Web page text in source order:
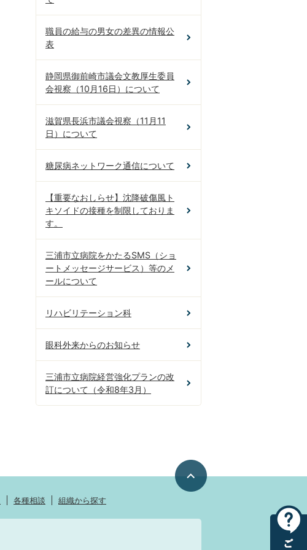
職員の給与の男女の差異の情報公
表
静岡県御前崎市議会文教厚生委員
会視察（10月16日）について
滋賀県長浜市議会視察（11月11
日）について
糖尿病ネットワーク通信について
【重要なおしらせ】沈降破傷風ト
キソイドの接種を制限しておりま
す。
三浦市立病院をかたるSMS（ショ
ートメッセージサービス）等のメ
ールについて
リハビリテーション科
眼科外来からのお知らせ
三浦市立病院経営強化プランの改
訂について（令和8年3月）
各種相談 組織から探す